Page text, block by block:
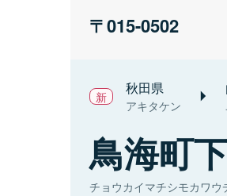
015-0502
秋田県
アキタケン
鳥海町
チョウカイマチシモカワウ